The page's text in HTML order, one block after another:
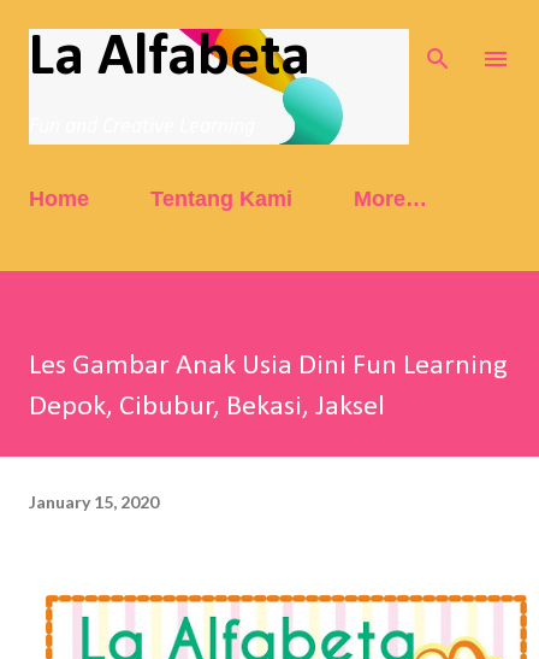
Skip to main content
La Alfabeta
Home Tentang Kami More…
Les Gambar Anak Usia Dini Fun Learning
Depok, Cibubur, Bekasi, Jaksel
January 15, 2020